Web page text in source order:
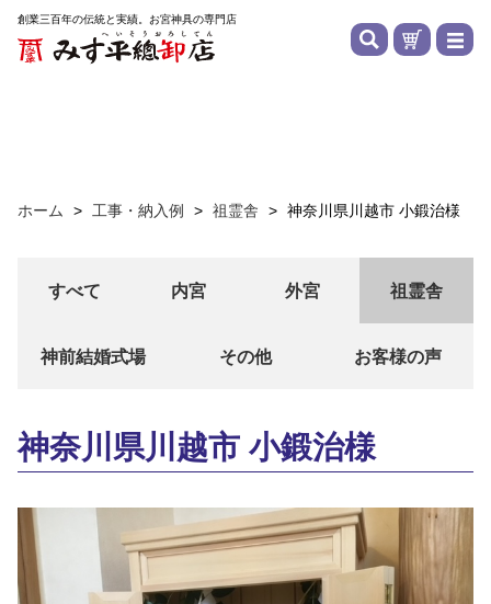
創業三百年の伝統と実績。お宮神具の専門店
ホーム > 工事・納入例 > 祖霊舎 > 神奈川県川越市 小鍛治様
すべて 内宮 外宮 祖霊舎
神前結婚式場 その他 お客様の声
神奈川県川越市 小鍛治様